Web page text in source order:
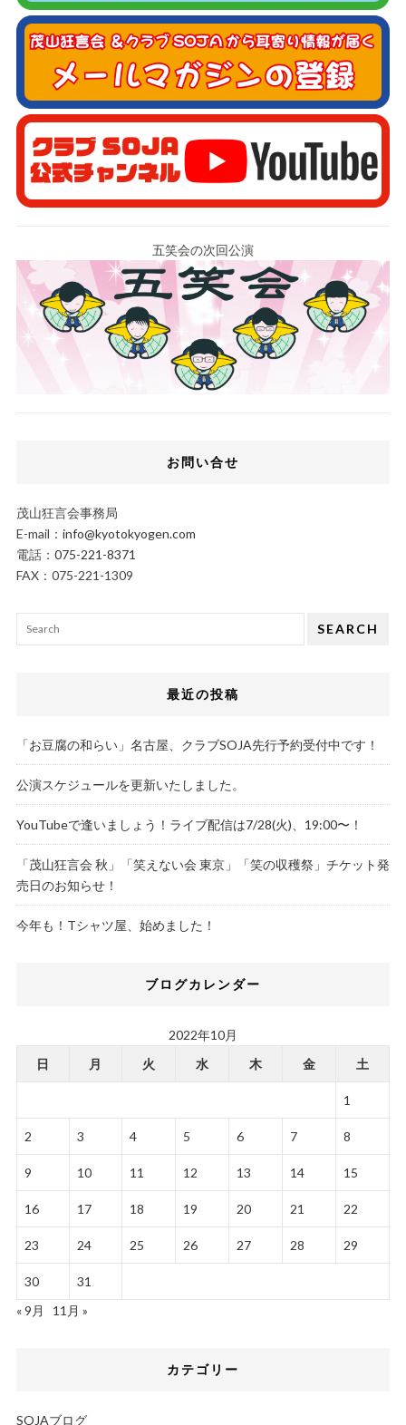
五笑会の次回公演
お問い合せ
茂山狂言会事務局
E-mail： info@kyotokyogen.com
電話： 075-221-8371
FAX：075-221-1309
SEARCH
最近の投稿
「お豆腐の和らい」名古屋、クラブSOJA先行予約受付中です！
公演スケジュールを更新いたしました。
YouTubeで逢いましょう！ライブ配信は7/28(火)、19:00〜！
「茂山狂言会 秋」「笑えない会 東京」「笑の収穫祭」チケット発
売日のお知らせ！
今年も！Tシャツ屋、始めました！
ブログカレンダー
2022年10月
日
月 火 水 木 金 土
1
2 3 4 5 6 7 8
9 10 11 12 13 14 15
16 17 18 19 20 21 22
23 24 25 26 27 28 29
30
31
« 9月
11月 »
カテゴリー
SOJAブログ